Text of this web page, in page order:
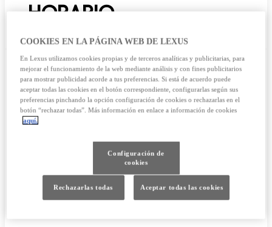
HORARIO
WORKSHOP
CARROCERÍA
SHOWROOM
COOKIES EN LA PÁGINA WEB DE LEXUS
En Lexus utilizamos cookies propias y de terceros analíticas y publicitarias, para
mejorar el funcionamiento de la web mediante análisis y con fines publicitarios
para mostrar publicidad acorde a tus preferencias. Si está de acuerdo puede
aceptar todas las cookies en el botón correspondiente, configurarlas según sus
preferencias pinchando la opción configuración de cookies o rechazarlas en el
botón “rechazar todas”. Más información en enlace a información de cookies
aquí.
Configuración de
cookies
Rechazarlas todas Aceptar todas las cookies